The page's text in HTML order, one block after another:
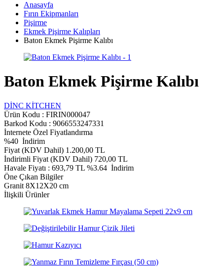
Anasayfa
Fırın Ekipmanları
Pişirme
Ekmek Pişirme Kalıpları
Baton Ekmek Pişirme Kalıbı
Baton Ekmek Pişirme Kalıbı
DİNC KİTCHEN
Ürün Kodu : FIRIN000047
Barkod Kodu : 9066553247331
İnternete Özel Fiyatlandırma
%40 İndirim
Fiyat (KDV Dahil) 1.200,00 TL
İndirimli Fiyat (KDV Dahil) 720,00 TL
Havale Fiyatı : 693,79 TL %3.64 İndirim
Öne Çıkan Bilgiler
Granit 8X12X20 cm
İlişkili Ürünler